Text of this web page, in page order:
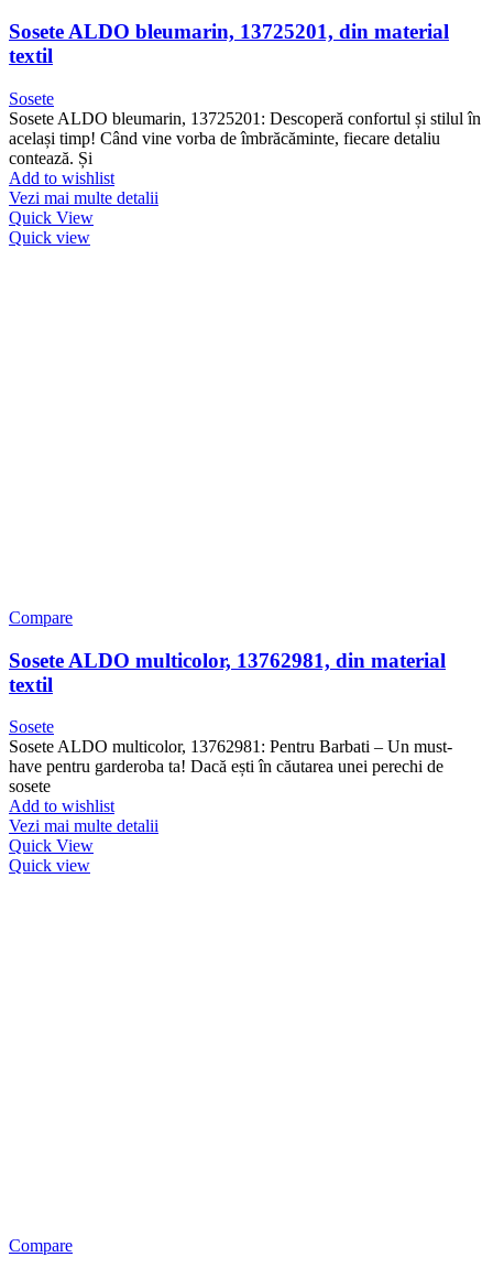
Sosete ALDO bleumarin, 13725201, din material
textil
Sosete
Sosete ALDO bleumarin, 13725201: Descoperă confortul și stilul în
același timp! Când vine vorba de îmbrăcăminte, fiecare detaliu
contează. Și
Add to wishlist
Vezi mai multe detalii
Quick View
Quick view
Compare
Sosete ALDO multicolor, 13762981, din material
textil
Sosete
Sosete ALDO multicolor, 13762981: Pentru Barbati – Un must-
have pentru garderoba ta! Dacă ești în căutarea unei perechi de
sosete
Add to wishlist
Vezi mai multe detalii
Quick View
Quick view
Compare